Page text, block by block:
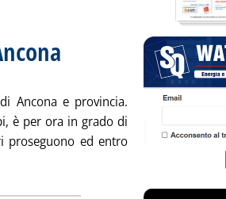
. Sottotitolo: Impianti Distribuzioni Petroli,
. Pubblicata mercoledì 28 marzo 2018 alle
Ancona e provincia.
è per ora in grado di
proseguono ed entro
la notizia: 'GNL auto, primo punto